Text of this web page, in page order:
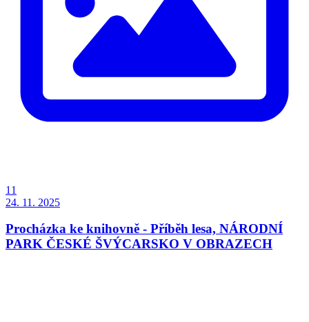
11
24. 11. 2025
Procházka ke knihovně - Příběh lesa, NÁRODNÍ
PARK ČESKÉ ŠVÝCARSKO V OBRAZECH